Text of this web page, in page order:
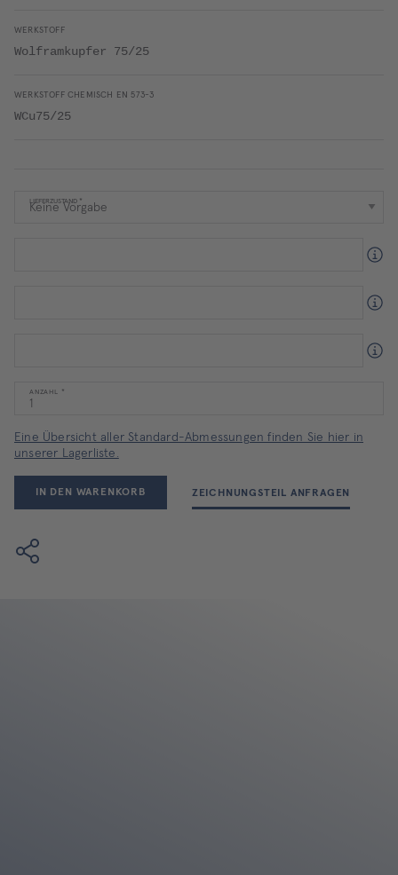
WERKSTOFF
Wolframkupfer 75/25
WERKSTOFF CHEMISCH EN 573-3
WCu75/25
LIEFERZUSTAND
ANZAHL
Eine Übersicht aller Standard-Abmessungen finden Sie hier in
unserer Lagerliste.
IN DEN WARENKORB ZEICHNUNGSTEIL ANFRAGEN